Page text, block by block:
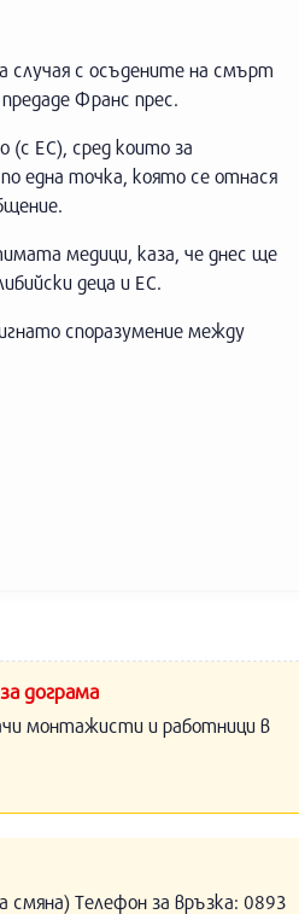
случая с осъдените на смърт
Франс прес.
(с ЕС), сред които за
една точка, която се отнася
медици, каза, че днес ще
деца и ЕС.
споразумение между
дограма
монтажисти и работници в
Телефон за връзка: 0893